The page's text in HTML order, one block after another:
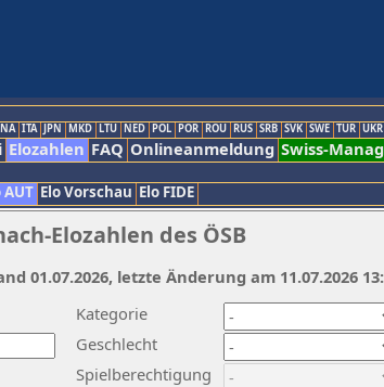
ITA JPN MKD LTU NED POL POR ROU RUS SRB SVK SWE TUR UKR
Elozahlen FAQ Onlineanmeldung Swiss-
AUT Elo Vorschau Elo FIDE
Elozahlen des ÖSB
Kategorie
Geschlecht
Spielberechtigung
01.07.2026, letzte Änderung am 11.07.2026